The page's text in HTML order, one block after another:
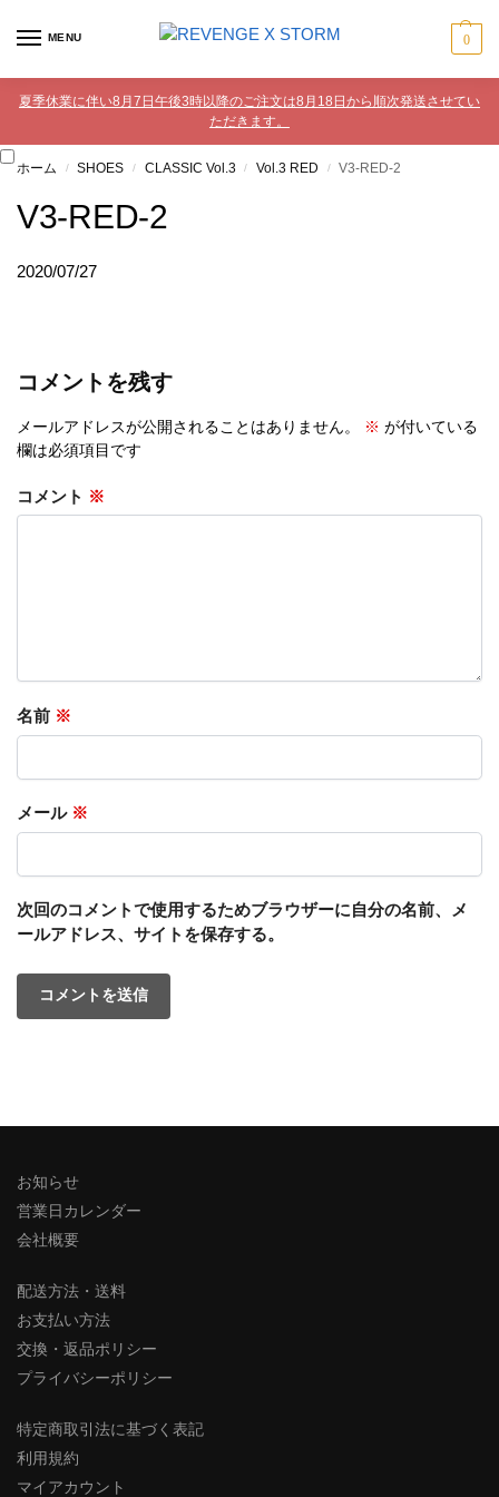
MENU 0
夏季休業に伴い8月7日午後3時以降のご注文は8月18日から順次発送させてい
ただきます。
ホーム / SHOES / CLASSIC Vol.3 / Vol.3 RED / V3-RED-2
V3-RED-2
2020/07/27
コメントを残す
メールアドレスが公開されることはありません。 ※ が付いている
欄は必須項目です
コメント ※
名前 ※
メール ※
次回のコメントで使用するためブラウザーに自分の名前、メ
ールアドレス、サイトを保存する。
お知らせ
営業日カレンダー
会社概要
配送方法・送料
お支払い方法
交換・返品ポリシー
プライバシーポリシー
特定商取引法に基づく表記
利用規約
マイアカウント